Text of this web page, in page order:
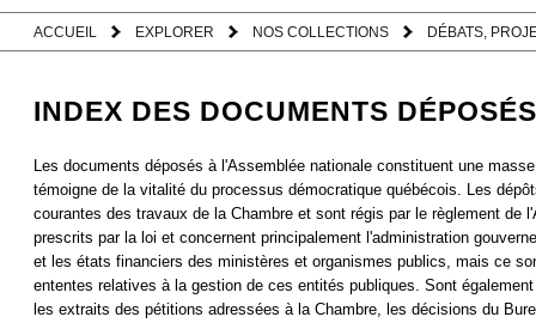
ACCUEIL EXPLORER NOS COLLECTIONS DÉBATS,
INDEX DES DOCUMENTS DÉPOSÉS
Les documents déposés à l'Assemblée nationale constituent une
témoigne de la vitalité du processus démocratique québécois. Les
courantes des travaux de la Chambre et sont régis par le règlement de
prescrits par la loi et concernent principalement l'administration
et les états financiers des ministères et organismes publics, mais ce
ententes relatives à la gestion de ces entités publiques. Sont
les extraits des pétitions adressées à la Chambre, les décisions du